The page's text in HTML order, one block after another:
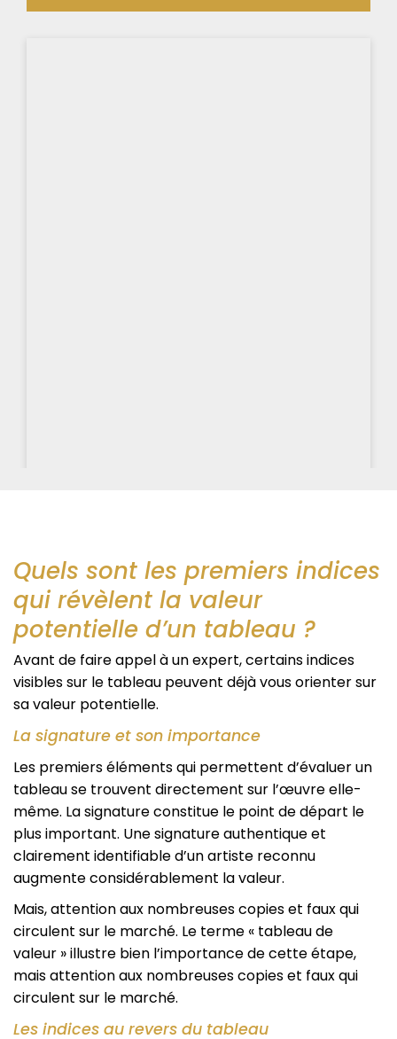
Quels sont les premiers indices
qui révèlent la valeur
potentielle d’un tableau ?
Avant de faire appel à un expert, certains indices
visibles sur le tableau peuvent déjà vous orienter sur
sa valeur potentielle.
La signature et son importance
Les premiers éléments qui permettent d’évaluer un
tableau se trouvent directement sur l’œuvre elle-
même. La signature constitue le point de départ le
plus important. Une signature authentique et
clairement identifiable d’un artiste reconnu
augmente considérablement la valeur.
Mais, attention aux nombreuses copies et faux qui
circulent sur le marché. Le terme « tableau de
valeur » illustre bien l’importance de cette étape,
mais attention aux nombreuses copies et faux qui
circulent sur le marché.
Les indices au revers du tableau